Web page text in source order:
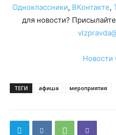
Одноклассники, ВКонтакте,
для новости?
ТЕГИ афиша мероприятия